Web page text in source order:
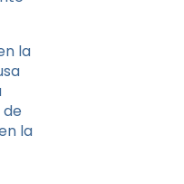
la
la